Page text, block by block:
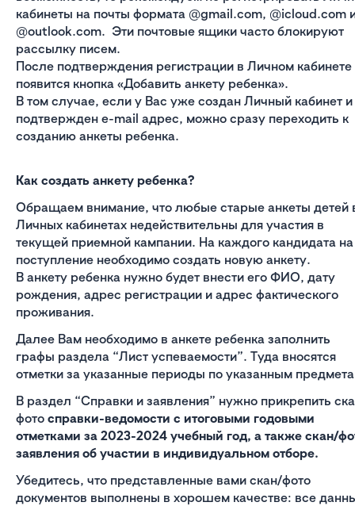
кабинеты на почты формата @gmail.com, @icloud.com
@outlook.com. Эти почтовые ящики часто блокируют
рассылку писем.
После подтверждения регистрации в Личном кабинете
появится кнопка «Добавить анкету ребенка».
В том случае, если у Вас уже создан Личный кабинет и
подтвержден e-mail адрес, можно сразу переходить к
созданию анкеты ребенка.
Как создать анкету ребенка?
Обращаем внимание, что любые старые анкеты детей
Личных кабинетах недействительны для участия в
текущей приемной кампании. На каждого кандидата на
поступление необходимо создать новую анкету.
В анкету ребенка нужно будет внести его ФИО, дату
рождения, адрес регистрации и адрес фактического
проживания.
Далее Вам необходимо в анкете ребенка заполнить
графы раздела “Лист успеваемости”. Туда вносятся
отметки за указанные периоды по указанным
В раздел “Справки и заявления” нужно прикрепить
фото справки-ведомости с итоговыми годовыми
отметками за 2023-2024 учебный год, а также скан/
заявления об участии в индивидуальном отборе.
Убедитесь, что представленные вами скан/фото
документов выполнены в хорошем качестве: все